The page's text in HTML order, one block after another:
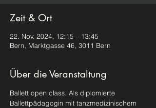
Zeit & Ort
22. Nov. 2024, 12:15 – 13:45
Bern, Marktgasse 46, 3011 Bern
Über die Veranstaltung
Ballett open class. Als diplomierte
Ballettpädagogin mit tanzmedizinischem